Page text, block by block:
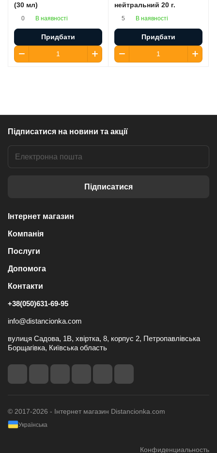
(30 мл)
0 В наявності
Придбати
нейтральний 20 г.
5 В наявності
Придбати
Підписатися на новини та акції
Підписатися
Інтернет магазин
Компанія
Послуги
Допомога
Контакти
+38(050)631-69-95
info@distancionka.com
вулиця Садова, 1В, хвіртка, 8, корпус 2, Петропавлівська
Борщагівка, Київська область
© 2017-2026 - Інтернет магазин Distancionka.com
Українська
Конфиденциальность